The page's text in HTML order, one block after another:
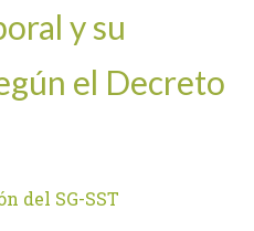
y su
el Decreto
del SG-SST